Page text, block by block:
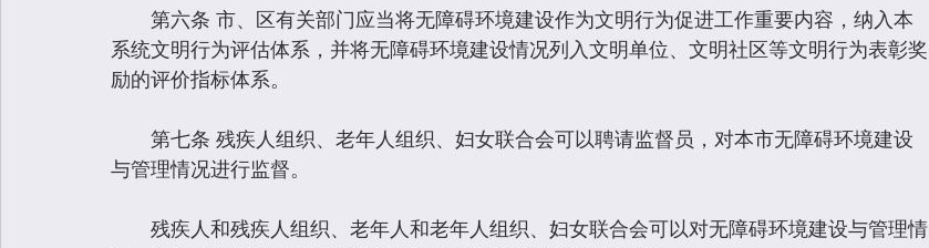
第六条 市、区有关部门应当将无障碍环境建设作为文明行为促进工作重要内容，纳入本
系统文明行为评估体系，并将无障碍环境建设情况列入文明单位、文明社区等文明行为表彰奖
励的评价指标体系。
第七条 残疾人组织、老年人组织、妇女联合会可以聘请监督员，对本市无障碍环境建设
与管理情况进行监督。
残疾人和残疾人组织、老年人和老年人组织、妇女联合会可以对无障碍环境建设与管理情